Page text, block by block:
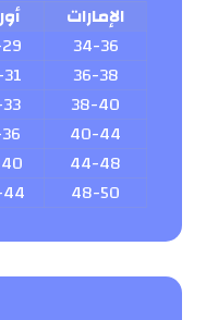
الإمارات
34-36
36-38
38-40
40-44
44-48
48-50